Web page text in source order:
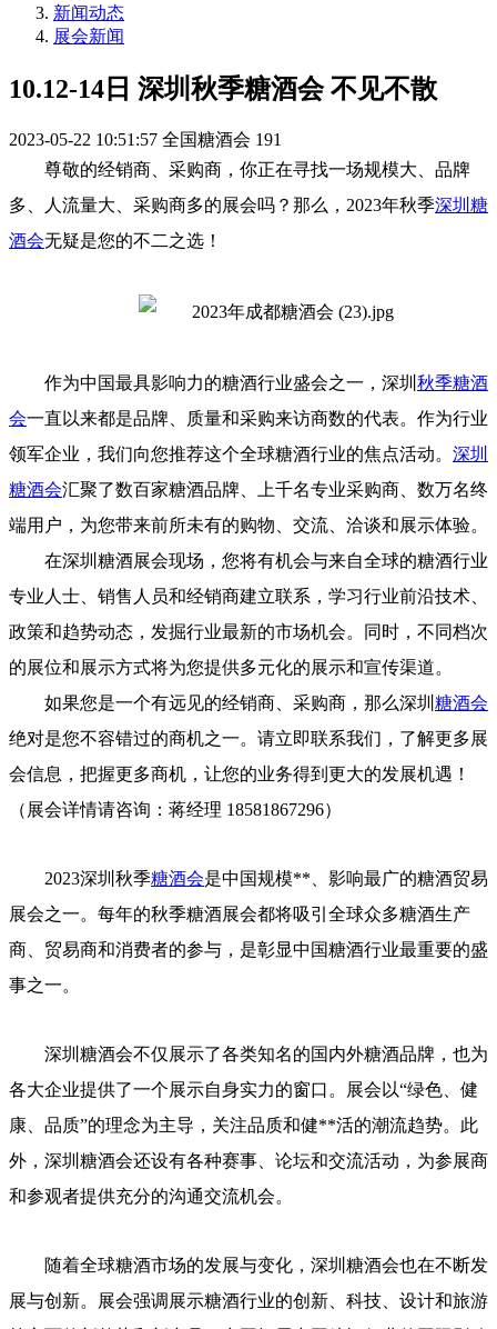
新闻动态
展会新闻
10.12-14日 深圳秋季糖酒会 不见不散
2023-05-22 10:51:57 全国糖酒会 191
尊敬的经销商、采购商，你正在寻找一场规模大、品牌
多、人流量大、采购商多的展会吗？那么，2023年秋季深圳糖
酒会无疑是您的不二之选！
作为中国最具影响力的糖酒行业盛会之一，深圳 秋季糖酒
会一直以来都是品牌、质量和采购来访商数的代表。作为行业
领军企业，我们向您推荐这个全球糖酒行业的焦点活动。 深圳
糖酒会汇聚了数百家糖酒品牌、上千名专业采购商、数万名终
端用户，为您带来前所未有的购物、交流、洽谈和展示体验。
在深圳糖酒展会现场，您将有机会与来自全球的糖酒行业
专业人士、销售人员和经销商建立联系，学习行业前沿技术、
政策和趋势动态，发掘行业最新的市场机会。同时，不同档次
的展位和展示方式将为您提供多元化的展示和宣传渠道。
如果您是一个有远见的经销商、采购商，那么深圳 糖酒会
绝对是您不容错过的商机之一。请立即联系我们，了解更多展
会信息，把握更多商机，让您的业务得到更大的发展机遇！
（展会详情请咨询：蒋经理 18581867296）
2023深圳 秋季糖酒会是中国规模**、影响最广的糖酒贸易
展会之一。每年的秋季糖酒展会都将吸引全球众多糖酒生产
商、贸易商和消费者的参与，是彰显中国糖酒行业最重要的盛
事之一。
深圳糖酒会不仅展示了各类知名的国内外糖酒品牌，也为
各大企业提供了一个展示自身实力的窗口。展会以“绿色、健
康、品质”的理念为主导，关注品质和健**活的潮流趋势。此
外，深圳糖酒会还设有各种赛事、论坛和交流活动，为参展商
和参观者提供充分的沟通交流机会。
随着全球糖酒市场的发展与变化，深圳糖酒会也在不断发
展与创新。展会强调展示糖酒行业的创新、科技、设计和旅游